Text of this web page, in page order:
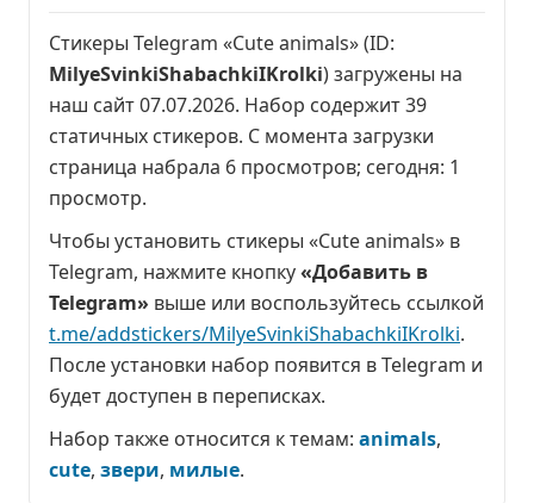
Стикеры Telegram «Cute animals» (ID:
MilyeSvinkiShabachkiIKrolki) загружены на
наш сайт 07.07.2026. Набор содержит 39
статичных стикеров. С момента загрузки
страница набрала 6 просмотров; сегодня: 1
просмотр.
Чтобы установить стикеры «Cute animals» в
Telegram, нажмите кнопку«Добавить в
Telegram» выше или воспользуйтесь ссылкой
t.me/addstickers/MilyeSvinkiShabachkiIKrolki.
После установки набор появится в Telegram и
будет доступен в переписках.
Набор также относится к темам: animals,
cute, звери, милые.